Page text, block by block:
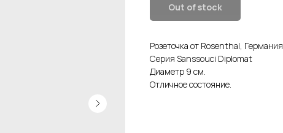
Out of stock
Розеточкa от Rosenthal, Германия
Серия Sanssouci Diplomat
Диаметр 9 см.
Отличное состояние.